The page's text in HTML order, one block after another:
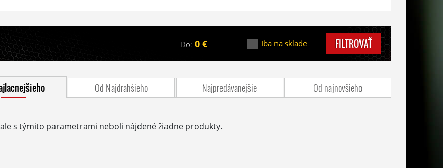
Do: 0 € Iba na sklade FILTROVAŤ
Od Najdrahšieho Najpredávanejšie Od najnovšieho
s týmito parametrami neboli nájdené žiadne produkty.